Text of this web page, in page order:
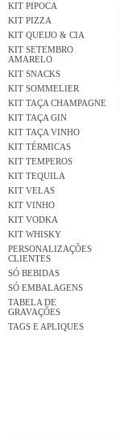
KIT PIPOCA
KIT PIZZA
KIT QUEIJO & CIA
KIT SETEMBRO
AMARELO
KIT SNACKS
KIT SOMMELIER
KIT TAÇA CHAMPAGNE
KIT TAÇA GIN
KIT TAÇA VINHO
KIT TÉRMICAS
KIT TEMPEROS
KIT TEQUILA
KIT VELAS
KIT VINHO
KIT VODKA
KIT WHISKY
PERSONALIZAÇÕES
CLIENTES
SÓ BEBIDAS
SÓ EMBALAGENS
TABELA DE
GRAVAÇÕES
TAGS E APLIQUES